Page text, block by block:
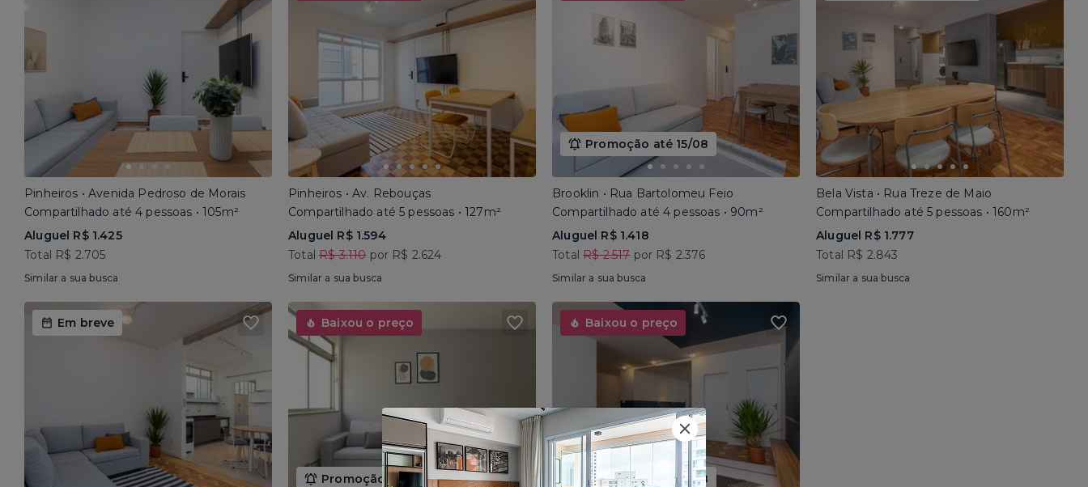
Pinheiros • Avenida Pedroso de Morais
Compartilhado até 4 pessoas • 105m²
Aluguel R$ 1.425
Total R$ 2.705
Similar a sua busca
Pinheiros • Av. Rebouças
Compartilhado até 5 pessoas • 127m²
Aluguel R$ 1.594
TotalR$ 3.110por R$ 2.624
Similar a sua busca
Promoção até 15/08
Brooklin • Rua Bartolomeu Feio
Compartilhado até 4 pessoas • 90m²
Aluguel R$ 1.418
TotalR$ 2.517por R$ 2.376
Similar a sua busca
Bela Vista • Rua Treze de Maio
Compartilhado até 5 pessoas • 160m²
Aluguel R$ 1.777
Total R$ 2.843
Similar a sua busca
Em breve Baixou o preço
Promoção até 15/08
Baixou o preço
Promoção até 15/08